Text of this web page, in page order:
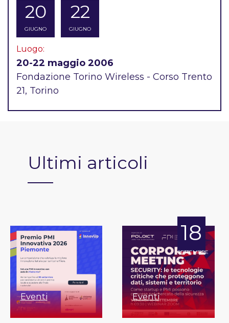
20
GIUGNO
22
GIUGNO
Luogo:
20-22 maggio 2006
Fondazione Torino Wireless - Corso Trento
21, Torino
Ultimi articoli
Eventi
18
SETTEMBRE
Eventi